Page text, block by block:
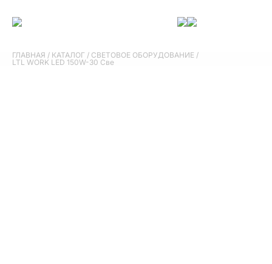
ГЛАВНАЯ / КАТАЛОГ / СВЕТОВОЕ ОБОРУДОВАНИЕ /
LTL WORK LED 150W-30 Све